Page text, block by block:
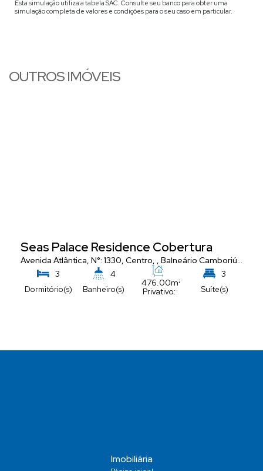
Esta simulação utiliza a tabela SAC. Consulte seu banco para obter uma
simulação completa de valores e condições para o seu caso em particular.
OUTROS IMÓVEIS
Seas Palace Residence Cobertura
Avenida Atlântica, N°: 1330, Centro , Balneário Camboriú,
3
Dormitório(s)
4
Banheiro(s) Privativo:
476.00m²
3
Suíte(s)
Imobiliária